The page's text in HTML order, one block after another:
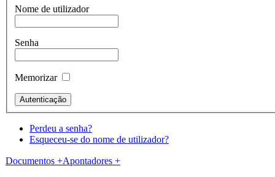
Nome de utilizador
Senha
Memorizar
Perdeu a senha?
Esqueceu-se do nome de utilizador?
Documentos +Apontadores +